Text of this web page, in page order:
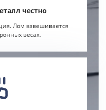
честно
Лом взвешивается
весах.